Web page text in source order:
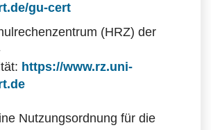
gu-cert
(HRZ) der
https://www.rz.uni-
Nutzungsordnung für die